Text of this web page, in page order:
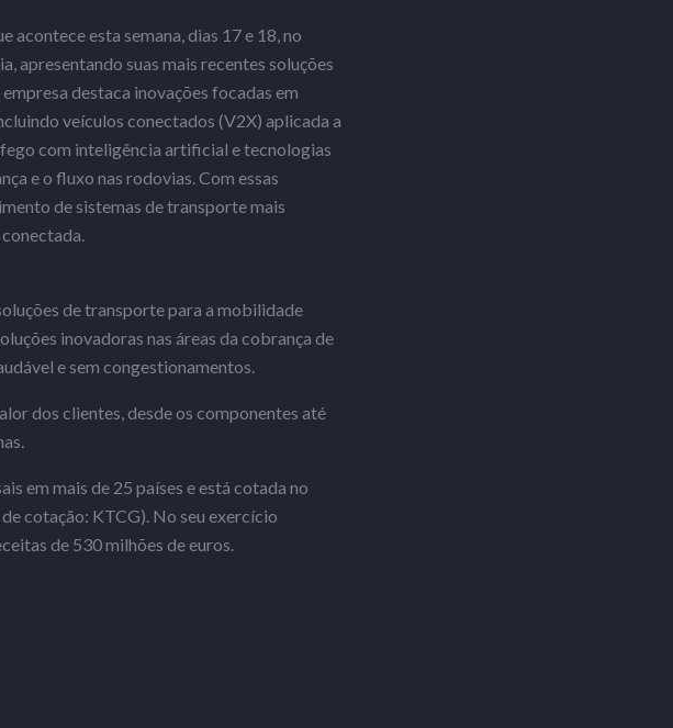
esta semana, dias 17 e 18, no
apresentando suas mais recentes soluções
destaca inovações focadas em
veículos conectados (V2X) aplicada a
com inteligência artificial e tecnologias
e o fluxo nas rodovias. Com essas
de sistemas de transporte mais
de transporte para a mobilidade
inovadoras nas áreas da cobrança de
e sem congestionamentos.
dos clientes, desde os componentes até
em mais de 25 países e está cotada no
cotação: KTCG). No seu exercício
de 530 milhões de euros.